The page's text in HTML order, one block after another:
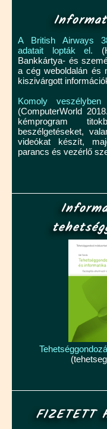
A British Airways
adatait lopták el.
Bankkártya- és
a cég weboldalán és
kiszivárgott
Komoly veszélyben
(ComputerWorld
kémprogram
beszélgetéseket,
videókat készít,
parancs és vezérlő
FIZETETT